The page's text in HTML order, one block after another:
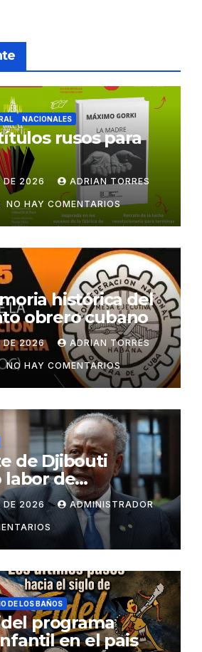
NACIONALES
rusos para
DE 2026 ADRIAN TORRES
NO HAY COMENTARIOS
histórica del
obrero cubano
DE 2026 ADRIAN TORRES
NO HAY COMENTARIOS
de Djibouti
labor de
de Cuba
DE 2026 ADMINISTRADOR
DE LOS BAÑOS
programa
en el pais